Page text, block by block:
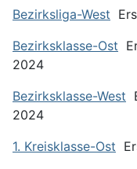
Bezirksliga-West
Bezirksklasse-Ost
2024
Bezirksklasse-West
2024
1. Kreisklasse-Ost